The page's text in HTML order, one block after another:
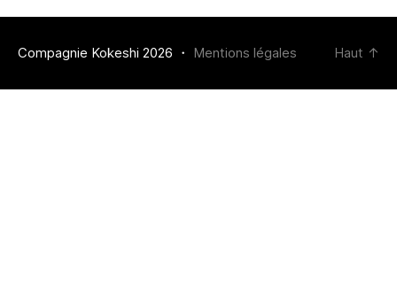
Compagnie Kokeshi 2026 ・ Mentions légales Haut ↑